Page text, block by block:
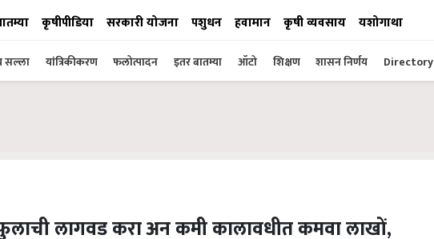
कृषीपीडिया सरकारी योजना पशुधन हवामान कृषी व्यवसाय यशोगाथा
सल्ला यांत्रिकीकरण फलोत्पादन इतर बातम्या ऑटो शिक्षण शासन निर्णय Directory
लागवड करा अन कमी कालावधीत कमवा लाखों,